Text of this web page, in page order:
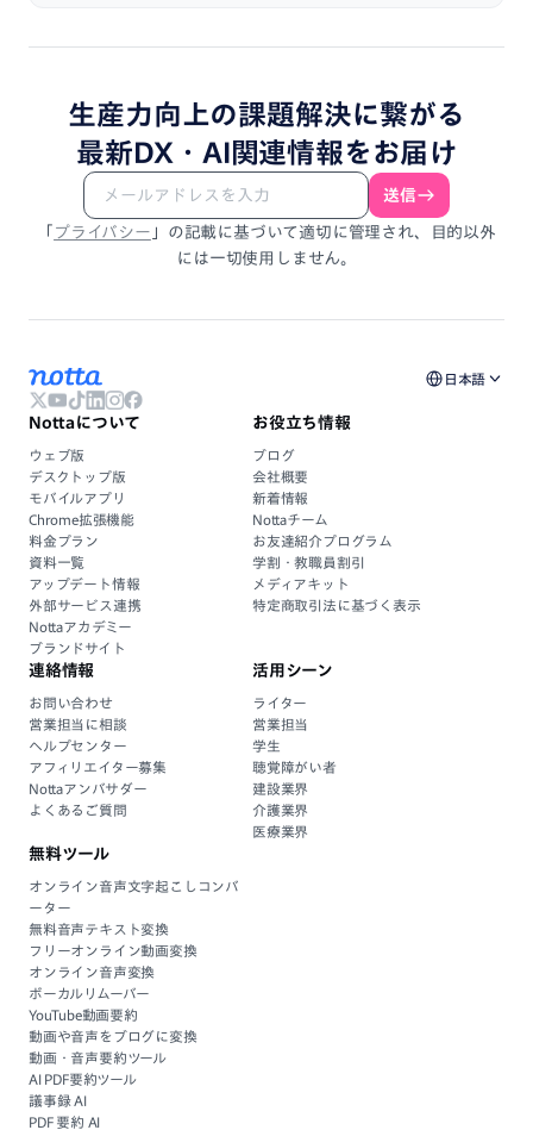
生産力向上の課題解決に繋がる
最新DX・ AI関連情報を お届け
送信
「 プライバシー 」 の記載に基づいて適切に管理され、
目的以外
には一切使用しません。
日本語
Nottaについて
ウェブ版
デスクトップ版
モバイルアプリ
Chrome拡張機能
料金プラン
資料一覧
アップデート情報
外部サービス連携
Nottaアカデミー
ブランドサイト
お役立ち情報
ブログ
会社概要
新着情報
Nottaチーム
お友達紹介プログラム
学割・教職員割引
メディアキット
特定商取引法に基づく表示
連絡情報
お問い合わせ
営業担当に相談
ヘルプセンター
アフィリエイター募集
Nottaアンバサダー
よくあるご質問
活用シーン
ライター
営業担当
学生
聴覚障がい者
建設業界
介護業界
医療業界
無料ツール
オンライン音声文字起こしコンバ
ーター
無料音声テキスト変換
フリーオンライン動画変換
オンライン音声変換
ボーカルリムーバー
YouTube動画要約
動画や音声をブログに変換
動画・音声要約ツール
AI PDF要約ツール
議事録 AI
PDF 要約 AI